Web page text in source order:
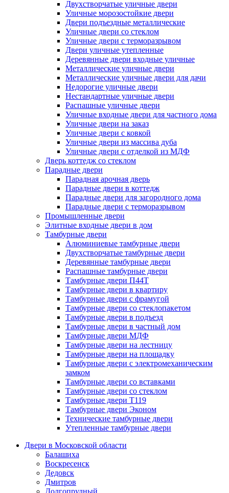
Двухстворчатые уличные двери
Уличные морозостойкие двери
Двери подъездные металлические
Уличные двери со стеклом
Уличные двери с терморазрывом
Двери уличные утепленные
Деревянные двери входные уличные
Металлические уличные двери
Металлические уличные двери для дачи
Недорогие уличные двери
Нестандартные уличные двери
Распашные уличные двери
Уличные входные двери для частного дома
Уличные двери на заказ
Уличные двери с ковкой
Уличные двери из массива дуба
Уличные двери с отделкой из МДФ
Дверь коттедж со стеклом
Парадные двери
Парадная арочная дверь
Парадные двери в коттедж
Парадные двери для загородного дома
Парадные двери с терморазрывом
Промышленные двери
Элитные входные двери в дом
Тамбурные двери
Алюминиевые тамбурные двери
Двухстворчатые тамбурные двери
Деревянные тамбурные двери
Распашные тамбурные двери
Тамбурные двери П44Т
Тамбурные двери в квартиру
Тамбурные двери с фрамугой
Тамбурные двери со стеклопакетом
Тамбурные двери в подъезд
Тамбурные двери в частный дом
Тамбурные двери МДФ
Тамбурные двери на лестницу
Тамбурные двери на площадку
Тамбурные двери с электромеханическим
замком
Тамбурные двери со вставками
Тамбурные двери со стеклом
Тамбурные двери Т119
Тамбурные двери Эконом
Технические тамбурные двери
Утепленные тамбурные двери
Двери в Московской области
Балашиха
Воскресенск
Дедовск
Дмитров
Долгопрудный